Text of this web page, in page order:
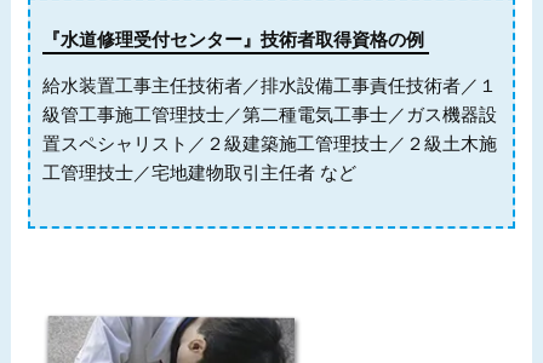
『水道修理受付センター』技術者取得資格の例
給水装置工事主任技術者／排水設備工事責任技術者／１
級管工事施工管理技士／第二種電気工事士／ガス機器設
置スペシャリスト／２級建築施工管理技士／２級土木施
工管理技士／宅地建物取引主任者 など